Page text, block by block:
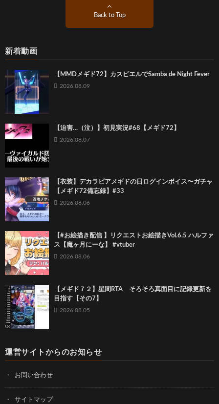
Back to Top
新着動画
【MMDメギド72】カスピエルでSamba de Night Fever
2026.08.09
【迫害…（泣）】初見実況#68【メギド72】
2026.08.07
【衣装】デカラビアメギドの日ログインボイス〜ガチャ
【メギド72備忘録】#33
2026.08.06
【#お絵描き配信 】リクエストお絵描きVol.6.5 ハルファ
ス【魔ヶ月にーな】 #vtuber
2026.08.06
【メギド７２】星間RTA そろそろ真面目に記録更新を
目指す【その7】
2026.08.05
運営サイトからのお知らせ
お問い合わせ
サイトマップ